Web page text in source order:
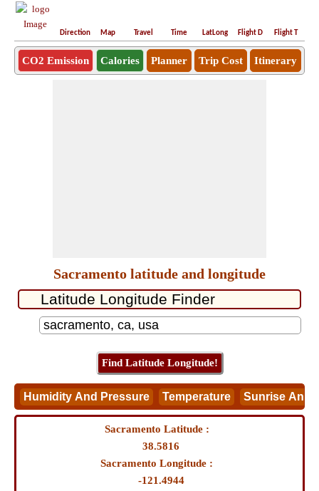
Direction Map Travel Time LatLong Flight D Flight T
CO2 Emission Calories Planner Trip Cost Itinerary
Sacramento latitude and longitude
Sacramento Latitude :
38.5816
Sacramento Longitude :
-121.4944